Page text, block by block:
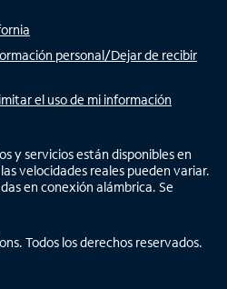
personal/Dejar de recibir
el uso de mi información
y servicios están disponibles en
velocidades reales pueden variar.
en conexión alámbrica. Se
Todos los derechos reservados.